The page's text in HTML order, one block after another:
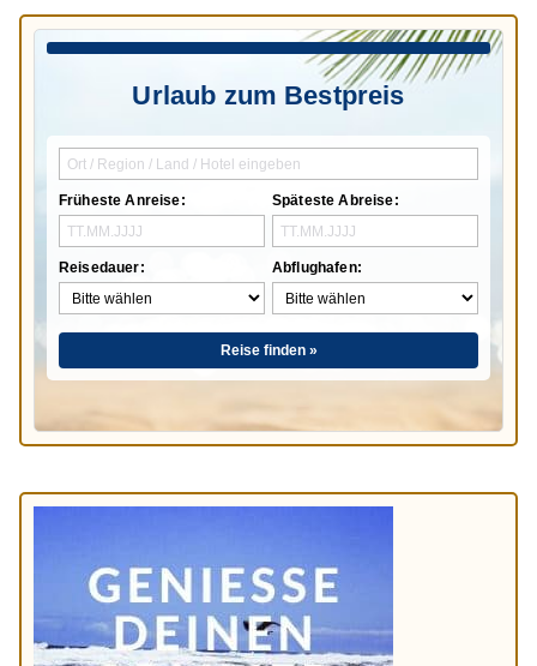
Urlaub zum Bestpreis
Früheste Anreise:
Reisedauer:
Späteste Abreise:
Abflughafen:
Reise finden »